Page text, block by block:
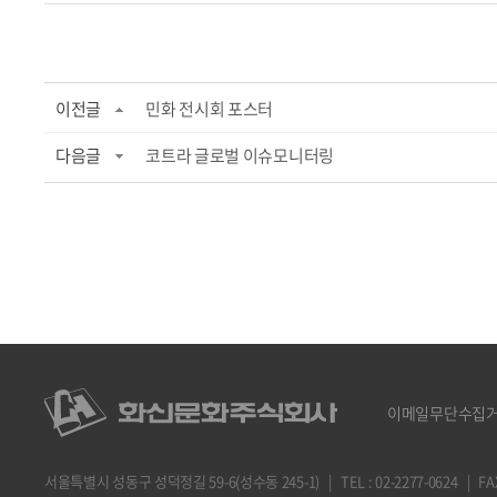
이전글
민화 전시회 포스터
다음글
코트라 글로벌 이슈모니터링
이메일무단수집
서울특별시 성동구 성덕정길 59-6(성수동 245-1) | TEL : 02-2277-0624